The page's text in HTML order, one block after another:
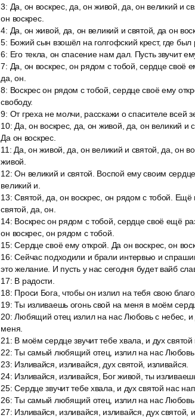
3: Да, он воскрес, да, он живой, да, он великий и
он воскрес.
4: Да, он живой, да, он великий и святой, да он
5: Божий сын взошёл на голгофский крест, где
6: Его текла, он спасение нам дал. Пусть звучит
7: Да, он воскрес, он рядом с тобой, сердце своё
да, он.
8: Воскрес он рядом с тобой, сердце своё ему
свободу.
9: От греха не молчи, расскажи о спасителе всей
10: Да, он воскрес, да, он живой, да, он великий и
Да он воскрес.
11 : Да, он живой, да, он великий и святой, да, он
живой.
12:Он великий и святой. Воспой ему своим
великий и.
13:Святой, да, он воскрес, он рядом с тобой. Ещё
святой, да, он.
14: Воскрес он рядом с тобой, сердце своё ещё
он воскрес, он рядом с тобой.
15:Сердце своё ему открой. Да он воскрес, он
16:Сейчас подходили и брали интервью и
это желание. И пусть у нас сегодня будет вайб
17: В радости.
18: Проси Бога, чтобы он излил на тебя свою
19:Ты изливаешь огонь свой на меня в моём
20:Любящий отец излил на нас Любовь с небес, и
меня.
21 : В моём сердце звучит тебе хвала, и дух святой
22:Ты самый любящий отец, излил на нас Любовь
23: Изливайся, изливайся, дух святой, изливайся.
24: Изливайся, изливайся, Бог живой, ты
25:Сердце звучит тебе хвала, и дух святой нас
26:Ты самый любящий отец, излил на нас Любовь
27: Изливайся, изливайся, изливайся, дух святой,